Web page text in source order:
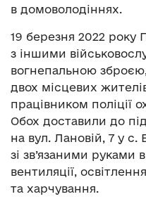
в домоволодіннях.
19 березня 2022 року
з іншими
вогнепальною
двох місцевих
працівником поліції
Обох доставили до
на вул. Лановій, 7 у с.
зі зв’язаними руками
вентиляції,
та харчування.